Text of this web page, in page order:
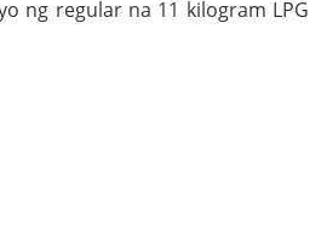
ng regular na 11 kilogram LPG